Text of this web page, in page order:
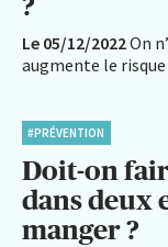
Le 05/12/2022On
augmente le
#PRÉVENTION
Doit-on
dans deux
manger ?